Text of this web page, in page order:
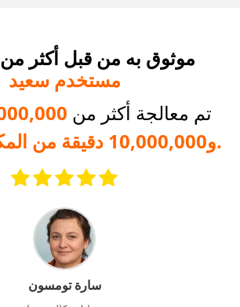
موثوق به من قبل أكثر من
مستخدم سعيد
تم معالجة أكثر من
SMS و10,000,000 دقيقة من المكالمات.
سارة تومسون